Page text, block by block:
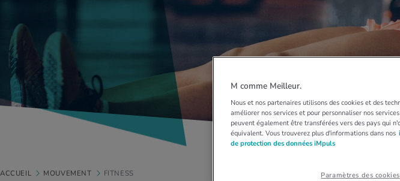
ACCUEIL MOUVEMENT FITNESS
M comme Meilleur.
Nous et nos partenaires utilisons des cookies et des
améliorer nos services et pour personnaliser nos
peuvent également être transférées vers des pays qui
équivalent. Vous trouverez plus d'informations dans nos
de protection des données iMpuls
Paramètres des cookies